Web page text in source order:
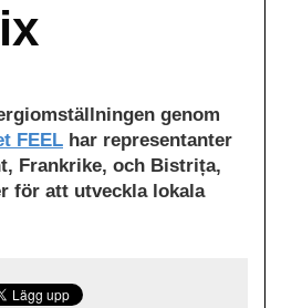
genom
FEEL har representanter
Frankrike, och Bistrița,
för att utveckla lokala